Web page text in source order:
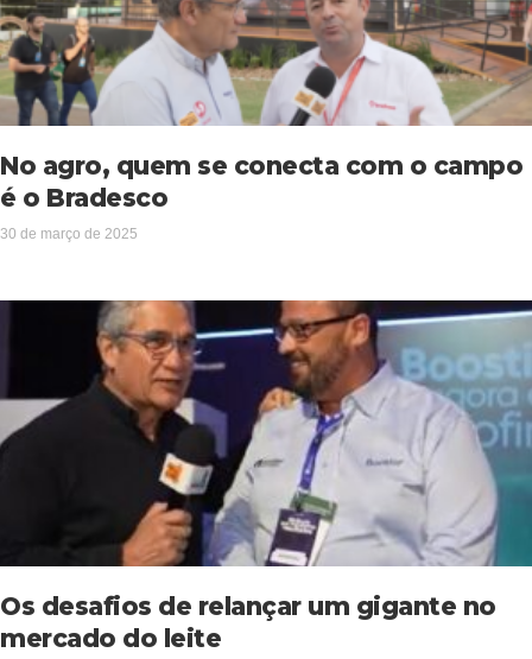
No agro, quem se conecta com o campo
é o Bradesco
30 de março de 2025
Os desafios de relançar um gigante no
mercado do leite